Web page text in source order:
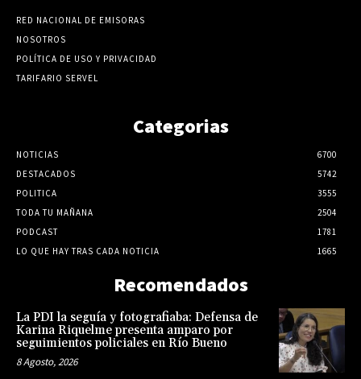
RED NACIONAL DE EMISORAS
NOSOTROS
POLÍTICA DE USO Y PRIVACIDAD
TARIFARIO SERVEL
Categorias
NOTICIAS
6700
DESTACADOS
5742
POLITICA
3555
TODA TU MAÑANA
2504
PODCAST
1781
LO QUE HAY TRAS CADA NOTICIA
1665
Recomendados
La PDI la seguía y fotografiaba: Defensa de
Karina Riquelme presenta amparo por
seguimientos policiales en Río Bueno
8 Agosto, 2026